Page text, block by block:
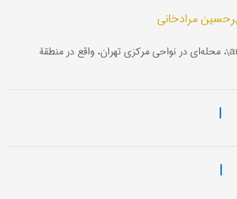
مرادخانی
امجدیه \amjadiy(y)e\، محله‌ای در نواحی مرکزی تهران، واقع در منطقۀ
|
|